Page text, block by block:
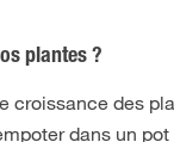
plantes ?
croissance des
dans un